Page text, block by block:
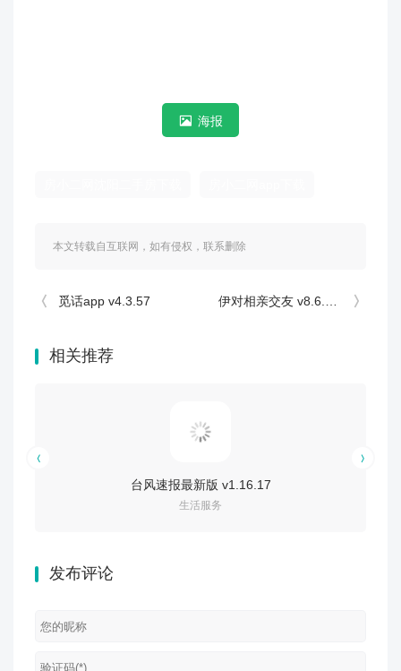
海报
本文转载自互联网，如有侵权，联系删除
觅话app v4.3.57 伊对相亲交友 v8.6.100
相关推荐
台风速报最新版 v1.16.17
生活服务
发布评论